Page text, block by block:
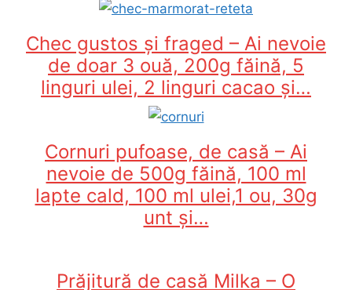
Chec gustos și fraged – Ai nevoie
de doar 3 ouă, 200g făină, 5
linguri ulei, 2 linguri cacao și…
Cornuri pufoase, de casă – Ai
nevoie de 500g făină, 100 ml
lapte cald, 100 ml ulei,1 ou, 30g
unt și…
Prăjitură de casă Milka – O